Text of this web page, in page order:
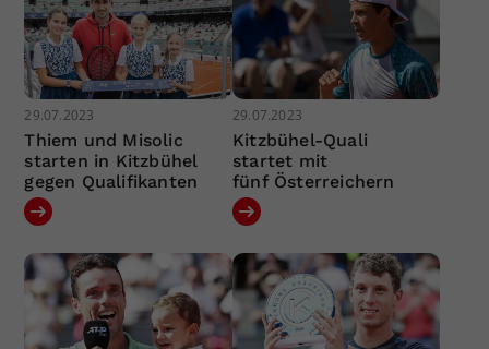
29.07.2023
Thiem und Misolic
starten in Kitzbühel
gegen Qualifikanten
29.07.2023
Kitzbühel-Quali
startet mit
fünf Österreichern